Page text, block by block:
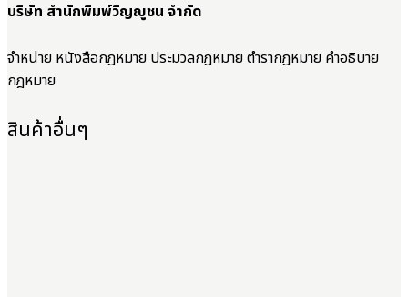
บริษัท สำนักพิมพ์วิญญูชน จำกัด
จำหน่าย หนังสือกฎหมาย ประมวลกฎหมาย ตำรากฎหมาย คำอธิบาย
กฎหมาย
สินค้าอื่นๆ